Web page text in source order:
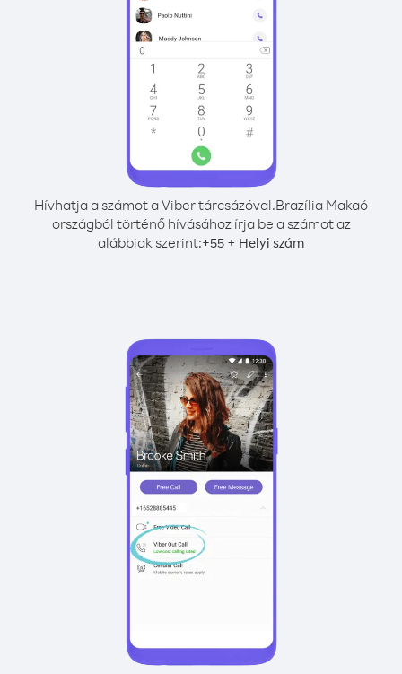
Hívhatja a számot a Viber tárcsázóval.Brazília Makaó
országból történő hívásához írja be a számot az
alábbiak szerint:+55 + Helyi szám